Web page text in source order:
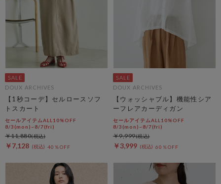
DOUX ARCHIVES
【1秒コーデ】セルロースソフ
トスカート
セールアイテムALL10%OFF
8/3(mon)~8/7(fri)
￥7,128 40％OFF
￥11,880
DOUX ARCHIVES
【ウォッシャブル】機能性シア
ーフレアカーディガン
セールアイテムALL10%OFF
8/3(mon)~8/7(fri)
￥3,999 60％OFF
￥9,999